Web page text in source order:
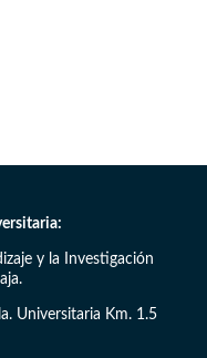
y la Investigación
Universitaria Km. 1.5